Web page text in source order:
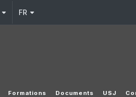
FR
Formations Documents USJ